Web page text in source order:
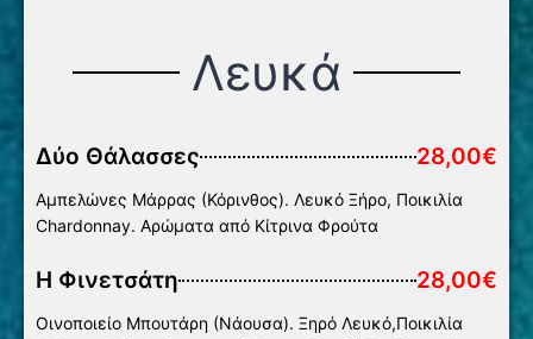
Λευκά
Δύο Θάλασσες 28,00€
Αμπελώνες Μάρρας (Κόρινθος). Λευκό Ξήρο, Ποικιλία
Chardonnay. Αρώματα από Κίτρινα Φρούτα
Η Φινετσάτη 28,00€
Οινοποιείο Μπουτάρη (Νάουσα). Ξηρό Λευκό,Ποικιλία